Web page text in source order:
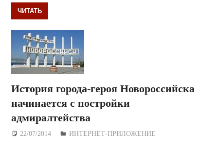
ЧИТАТЬ
История города-героя Новороссийска
начинается с постройки
адмиралтейства
22/07/2014 Дежурный по Редакции
ИНТЕРНЕТ-ПРИЛОЖЕНИЕ